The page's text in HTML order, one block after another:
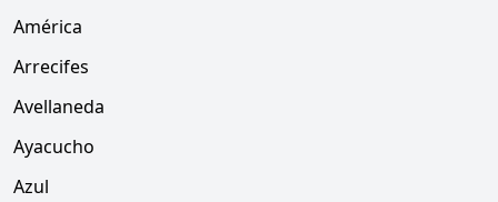
América
Arrecifes
Avellaneda
Ayacucho
Azul